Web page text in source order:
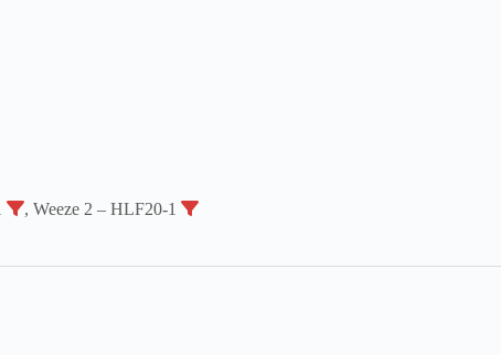
, Weeze 2 – HLF20-1